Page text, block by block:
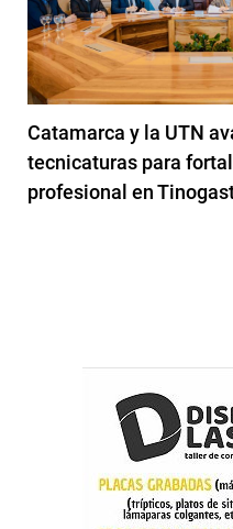
Catamarca y la UTN
tecnicaturas para
profesional en